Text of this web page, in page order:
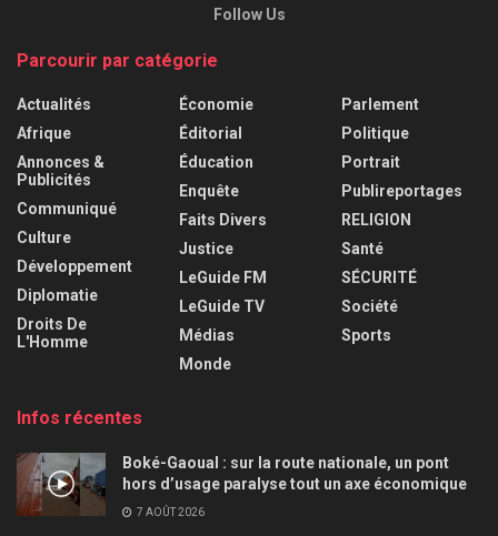
Follow Us
Parcourir par catégorie
Actualités
Afrique
Annonces &
Publicités
Communiqué
Culture
Développement
Diplomatie
Droits De
L'Homme
Économie
Éditorial
Éducation
Enquête
Faits Divers
Justice
LeGuide FM
LeGuide TV
Médias
Monde
Parlement
Politique
Portrait
Publireportages
RELIGION
Santé
SÉCURITÉ
Société
Sports
Infos récentes
Boké-Gaoual : sur la route nationale, un pont
hors d’usage paralyse tout un axe économique
7 AOÛT 2026